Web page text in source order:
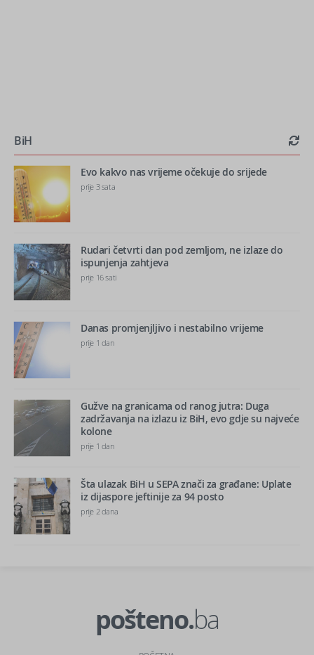
BiH
Evo kakvo nas vrijeme očekuje do srijede
prije 3 sata
Rudari četvrti dan pod zemljom, ne izlaze do
ispunjenja zahtjeva
prije 16 sati
Danas promjenjljivo i nestabilno vrijeme
prije 1 dan
Gužve na granicama od ranog jutra: Duga
zadržavanja na izlazu iz BiH, evo gdje su najveće
kolone
prije 1 dan
Šta ulazak BiH u SEPA znači za građane: Uplate
iz dijaspore jeftinije za 94 posto
prije 2 dana
pošteno.ba